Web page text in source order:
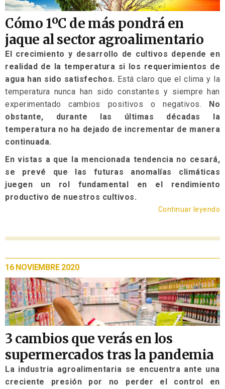
Cómo 1ºC de más pondrá en
jaque al sector agroalimentario
El crecimiento y desarrollo de cultivos depende en
realidad de la temperatura si los requerimientos de
agua han sido satisfechos. Está claro que el clima y la
temperatura nunca han sido constantes y siempre han
experimentado cambios positivos o negativos.
No
obstante, durante las últimas décadas la
temperatura no ha dejado de incrementar de manera
continuada.
En vistas a que la mencionada tendencia no cesará,
se prevé que las futuras anomalías climáticas
juegen un rol fundamental en el rendimiento
productivo de nuestros cultivos.
Continuar leyendo
16 NOVIEMBRE 2020
3 cambios que verás en los
supermercados tras la pandemia
La industria agroalimentaria se encuentra ante una
creciente presión por no perder el control en